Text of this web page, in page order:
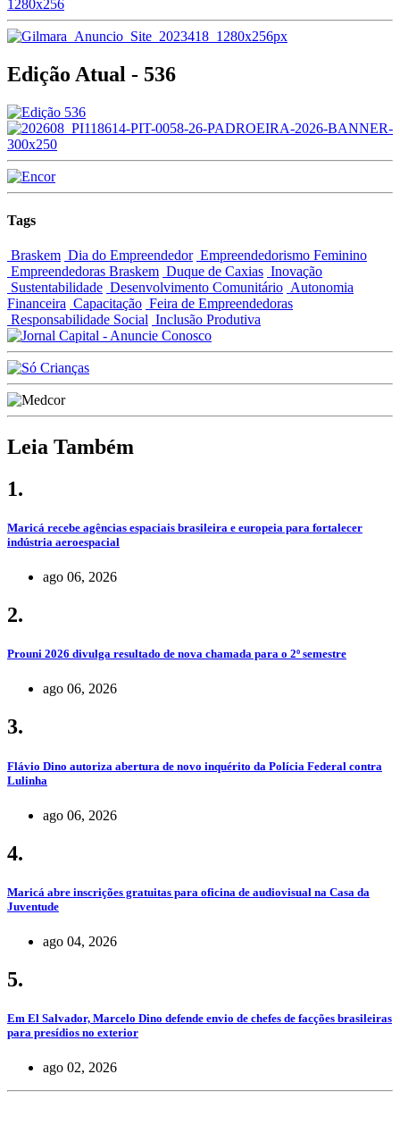
Edição Atual - 536
Tags
Braskem Dia do Empreendedor Empreendedorismo Feminino
Empreendedoras Braskem Duque de Caxias Inovação
Sustentabilidade Desenvolvimento Comunitário Autonomia
Financeira Capacitação Feira de Empreendedoras
Responsabilidade Social Inclusão Produtiva
Leia Também
1.
Maricá recebe agências espaciais brasileira e europeia para fortalecer
indústria aeroespacial
ago 06, 2026
2.
Prouni 2026 divulga resultado de nova chamada para o 2º semestre
ago 06, 2026
3.
Flávio Dino autoriza abertura de novo inquérito da Polícia Federal contra
Lulinha
ago 06, 2026
4.
Maricá abre inscrições gratuitas para oficina de audiovisual na Casa da
Juventude
ago 04, 2026
5.
Em El Salvador, Marcelo Dino defende envio de chefes de facções brasileiras
para presídios no exterior
ago 02, 2026